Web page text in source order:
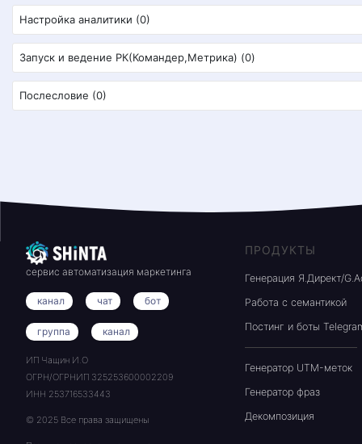
Настройка аналитики (0)
Запуск и ведение РК(Командер,Метрика) (0)
Послесловие (0)
сервис автоматизация маркетинга
канал чат бот
группа канал
ИП Чащин И.О
ОГРН/ОГРНИП 325253600002209
ИНН 253716533443
© 2025 Все права защищены
ПРОДУКТЫ
Генерация Я.Директ/
Работа с семантикой
Постинг и боты
Генератор UTM-меток
Генератор фраз
Декомпозиция